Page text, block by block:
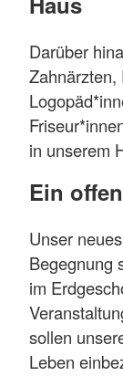
Darüber
Zahnärzten,
in unserem
Ein
Unser
Begegnung
im
sollen
Leben